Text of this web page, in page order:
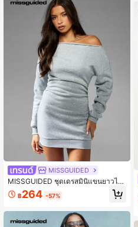
MISSGUIDED
MISSGUIDED ชุดเดรสมินิแขนยาวไห
ล่ปล่อย ฤดูหนาวฤดูใบไม้ร่วง เข้ารูปเอว
เสื้อกันหนาวแนวสบายๆ ชุดเดรสเทศกา
฿264 -57%